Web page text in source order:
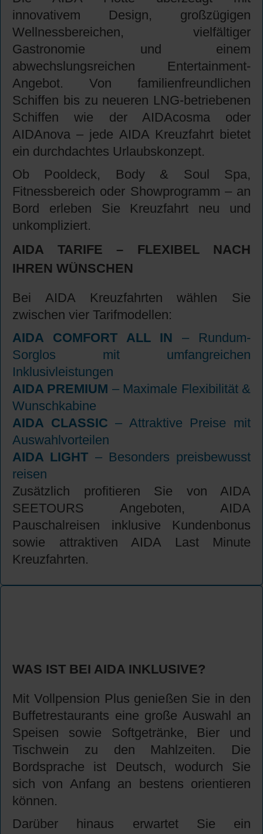
innovativem Design, großzügigen
Wellnessbereichen, vielfältiger
Gastronomie und einem
abwechslungsreichen Entertainment-
Angebot. Von familienfreundlichen
Schiffen bis zu neueren LNG-betriebenen
Schiffen wie der AIDAcosma oder
AIDAnova – jede AIDA Kreuzfahrt bietet
ein durchdachtes Urlaubskonzept.
Ob Pooldeck, Body & Soul Spa,
Fitnessbereich oder Showprogramm – an
Bord erleben Sie Kreuzfahrt neu und
unkompliziert.
AIDA TARIFE – FLEXIBEL NACH
IHREN WÜNSCHEN
Bei AIDA Kreuzfahrten wählen Sie
zwischen vier Tarifmodellen:
AIDA COMFORT ALL IN – Rundum-
Sorglos mit umfangreichen
Inklusivleistungen
AIDA PREMIUM – Maximale Flexibilität &
Wunschkabine
AIDA CLASSIC – Attraktive Preise mit
Auswahlvorteilen
AIDA LIGHT – Besonders preisbewusst
reisen
Zusätzlich profitieren Sie von AIDA
SEETOURS Angeboten, AIDA
Pauschalreisen inklusive Kundenbonus
sowie attraktiven AIDA Last Minute
Kreuzfahrten.
WAS IST BEI AIDA INKLUSIVE?
Mit Vollpension Plus genießen Sie in den
Buffetrestaurants eine große Auswahl an
Speisen sowie Softgetränke, Bier und
Tischwein zu den Mahlzeiten. Die
Bordsprache ist Deutsch, wodurch Sie
sich von Anfang an bestens orientieren
können.
Darüber hinaus erwartet Sie ein